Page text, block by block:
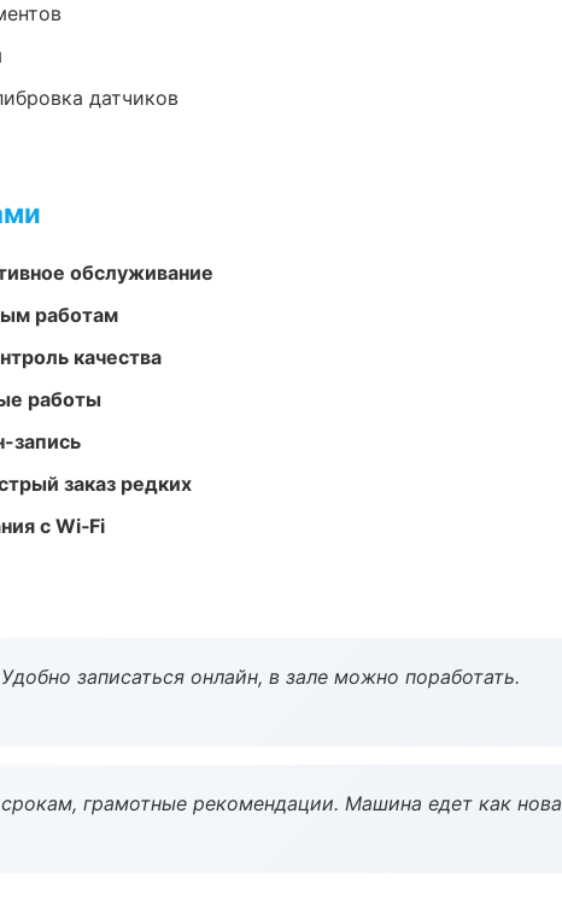
датчиков
обслуживание
работам
качества
работы
запись
заказ редких
с Wi‑Fi
записаться онлайн, в зале можно поработать.
грамотные рекомендации. Машина едет как